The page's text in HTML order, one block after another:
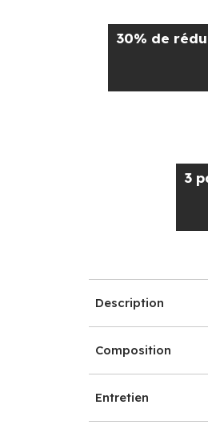
30% de
3
Description
Composition
Entretien